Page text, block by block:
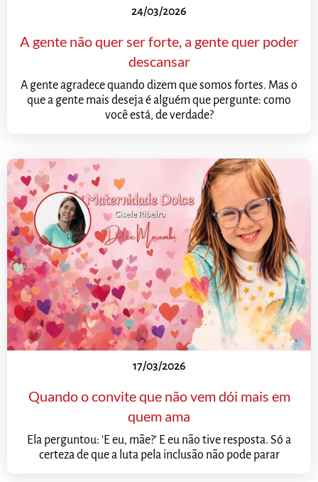
24/03/2026
A gente não quer ser forte, a gente quer poder
descansar
A gente agradece quando dizem que somos fortes. Mas o
que a gente mais deseja é alguém que pergunte: como
você está, de verdade?
17/03/2026
Quando o convite que não vem dói mais em
quem ama
Ela perguntou: 'E eu, mãe?' E eu não tive resposta. Só a
certeza de que a luta pela inclusão não pode parar